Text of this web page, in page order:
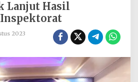
Lanjut Hasil
2023